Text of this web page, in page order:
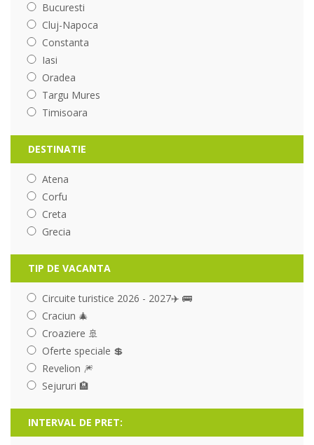
Bucuresti
Cluj-Napoca
Constanta
Iasi
Oradea
Targu Mures
Timisoara
DESTINATIE
Atena
Corfu
Creta
Grecia
TIP DE VACANTA
Circuite turistice 2026 - 2027✈️ 🚌
Craciun 🎄
Croaziere 🚢
Oferte speciale 💲
Revelion 🎆
Sejururi 🏨
INTERVAL DE PRET: